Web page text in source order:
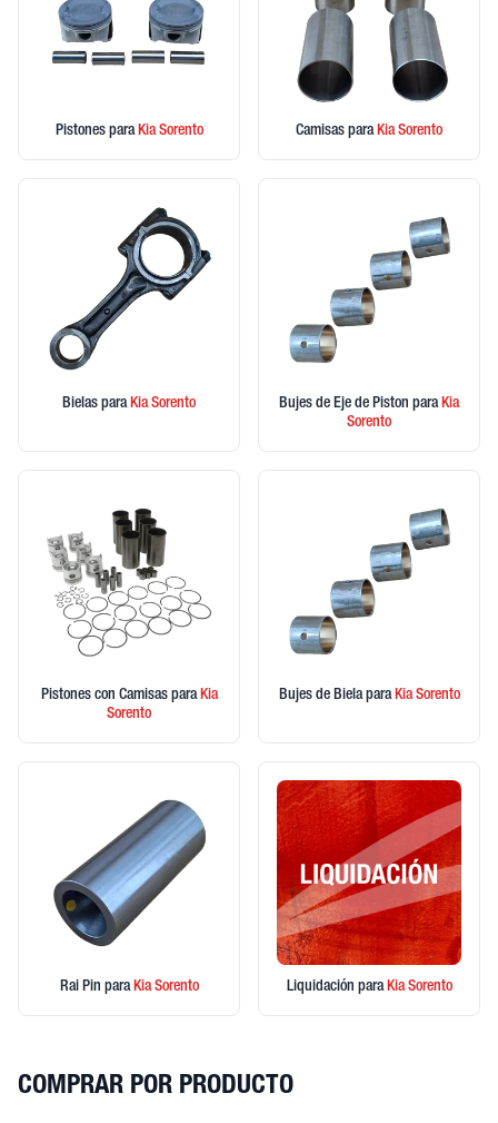
Pistones paraKiaSorento Camisas paraKiaSorento
Bielas paraKiaSorento Bujes de Eje de Piston paraKia
Sorento
Pistones con Camisas paraKia
Sorento
Bujes de Biela paraKiaSorento
Rai Pin paraKiaSorento Liquidación paraKiaSorento
COMPRAR POR PRODUCTO